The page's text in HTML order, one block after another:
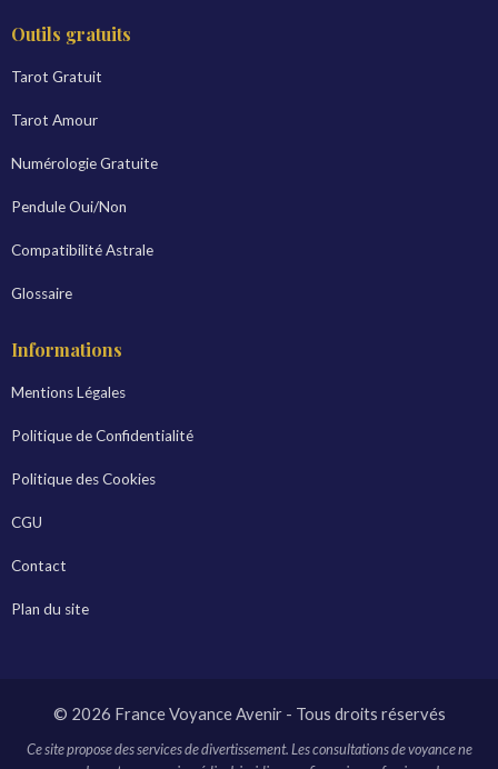
Outils gratuits
Tarot Gratuit
Tarot Amour
Numérologie Gratuite
Pendule Oui/Non
Compatibilité Astrale
Glossaire
Informations
Mentions Légales
Politique de Confidentialité
Politique des Cookies
CGU
Contact
Plan du site
© 2026 France Voyance Avenir - Tous droits réservés
Ce site propose des services de divertissement. Les consultations de voyance ne